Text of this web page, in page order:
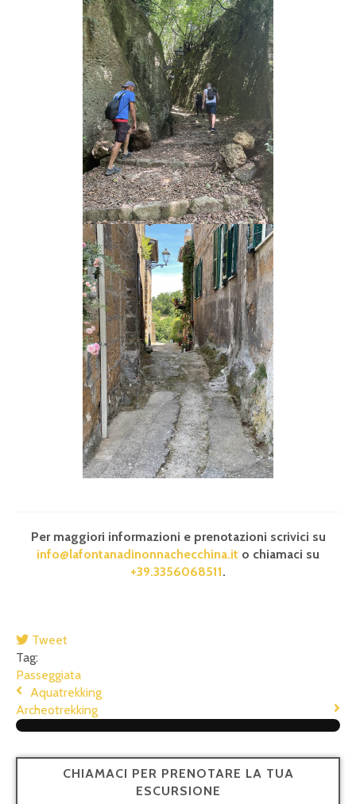
Per maggiori informazioni e prenotazioni scrivici su
info@lafontanadinonnachecchina.it o chiamaci su
+39.3356068511.
Tweet
Tag:
Passeggiata
Aquatrekking
Archeotrekking
CHIAMACI PER PRENOTARE LA TUA
ESCURSIONE